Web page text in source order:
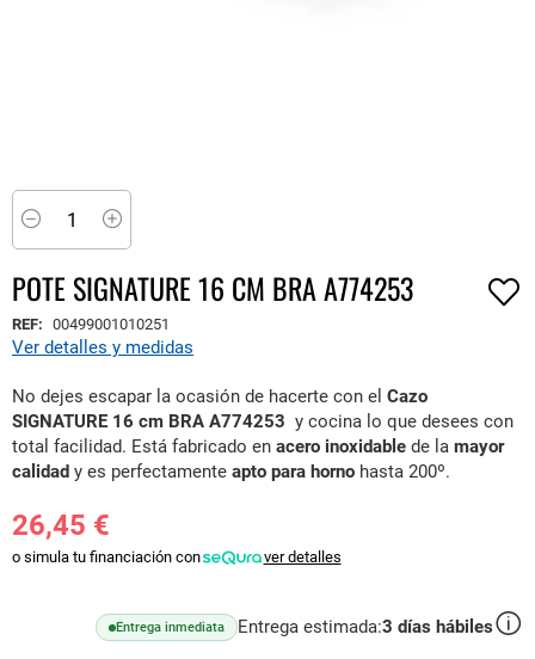
al
comienzo
de
galería
de
imágenes
POTE SIGNATURE 16 CM BRA A774253
Ver detalles y medidas
REF: 00499001010251
No dejes escapar la ocasión de hacerte con el Cazo
SIGNATURE 16 cm BRA A774253 y cocina lo que desees con
total facilidad. Está fabricado en acero inoxidable de la mayor
calidad y es perfectamente apto para horno hasta 200º.
26,45 €
o simula tu financiación con ver detalles
Minus
Entrega inmediata Entrega estimada:3 días hábiles